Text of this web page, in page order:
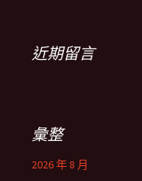
近期留言
彙整
2026 年 8 月